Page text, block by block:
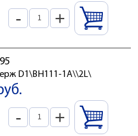
- +
D1\BH111-1A\\2L\
- +